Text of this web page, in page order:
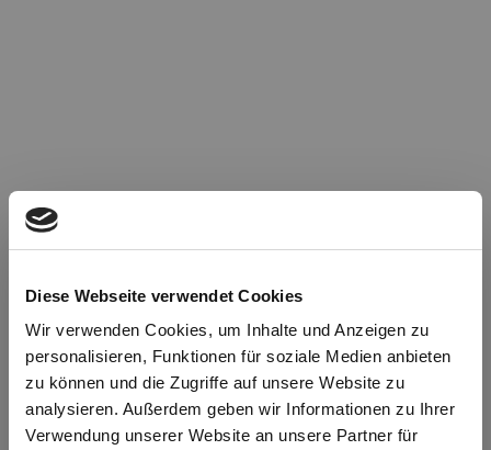
Diese Webseite verwendet Cookies
Wir verwenden Cookies, um Inhalte und Anzeigen zu
personalisieren, Funktionen für soziale Medien anbieten
zu können und die Zugriffe auf unsere Website zu
analysieren. Außerdem geben wir Informationen zu Ihrer
Verwendung unserer Website an unsere Partner für
Oops!